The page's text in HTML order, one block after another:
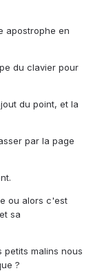
apostrophe en
du clavier pour
du point, et la
par la page
ou alors c'est
sa
malins nous
?